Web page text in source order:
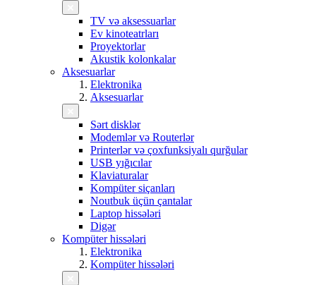
TV və aksessuarlar
Ev kinoteatrları
Proyektorlar
Akustik kolonkalar
Aksesuarlar
Elektronika
Aksesuarlar
Sərt disklər
Modemlər və Routerlər
Printerlər və çoxfunksiyalı qurğular
USB yığıcılar
Klaviaturalar
Kompüter siçanları
Noutbuk üçün çantalar
Laptop hissələri
Digər
Kompüter hissələri
Elektronika
Kompüter hissələri